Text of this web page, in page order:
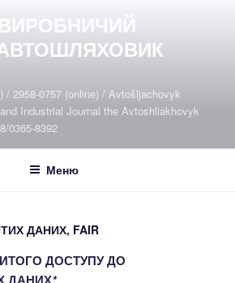
/ 2958-0757 (online) / Avtošljachovyk
Industrial Journal the Avtoshliakhovyk
0365-8392
Меню
ДАНИХ, FAIR
ДОСТУПУ ДО